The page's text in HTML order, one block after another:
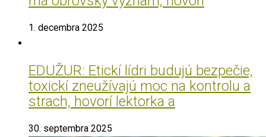
1. decembra 2025
EDUŽUR: Etickí lídri budujú bezpečie,
toxickí zneužívajú moc na kontrolu a
strach, hovorí lektorka a
30. septembra 2025